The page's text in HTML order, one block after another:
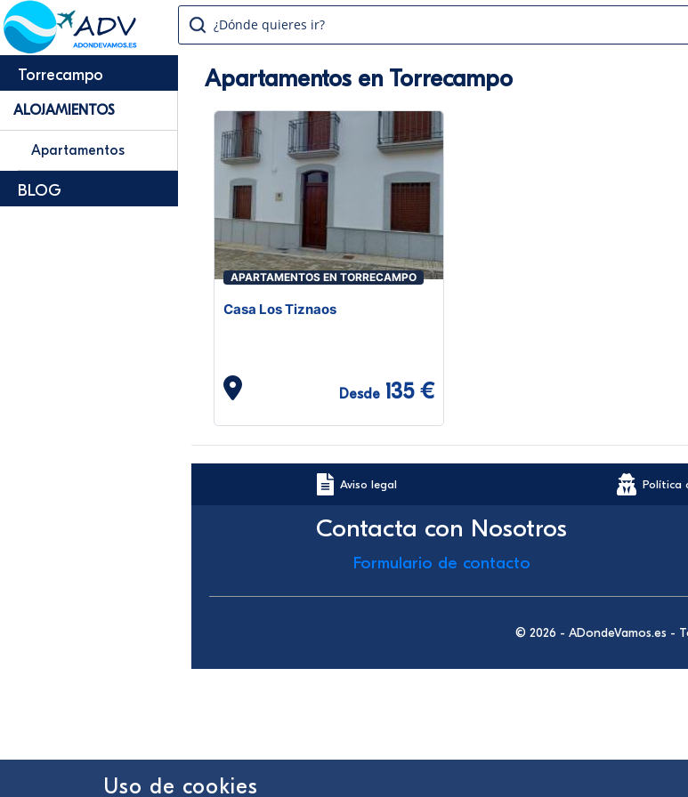
¿Dónde quieres ir?
Torrecampo
ALOJAMIENTOS
Apartamentos
BLOG
Apartamentos en Torrecampo
APARTAMENTOS EN TORRECAMPO
Casa Los Tiznaos
Desde 135 €
Aviso legal Política
Contacta con Nosotros
Formulario de contacto
© 2026 - ADondeVamos.es -
Uso de cookies